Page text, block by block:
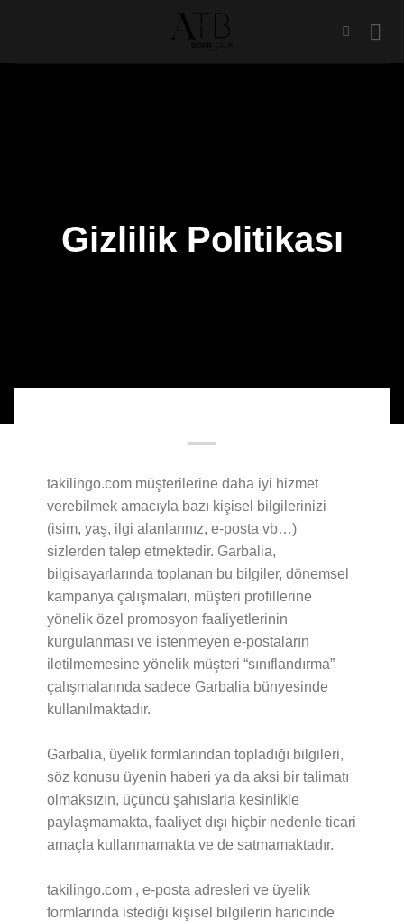
Gizlilik Politikası
takilingo.com müşterilerine daha iyi hizmet
verebilmek amacıyla bazı kişisel bilgilerinizi
(isim, yaş, ilgi alanlarınız, e-posta vb…)
sizlerden talep etmektedir. Garbalia,
bilgisayarlarında toplanan bu bilgiler, dönemsel
kampanya çalışmaları, müşteri profillerine
yönelik özel promosyon faaliyetlerinin
kurgulanması ve istenmeyen e-postaların
iletilmemesine yönelik müşteri “sınıflandırma”
çalışmalarında sadece Garbalia bünyesinde
kullanılmaktadır.
Garbalia, üyelik formlarından topladığı bilgileri,
söz konusu üyenin haberi ya da aksi bir talimatı
olmaksızın, üçüncü şahıslarla kesinlikle
paylaşmamakta, faaliyet dışı hiçbir nedenle ticari
amaçla kullanmamakta ve de satmamaktadır.
takilingo.com , e-posta adresleri ve üyelik
formlarında istediği kişisel bilgilerin haricinde